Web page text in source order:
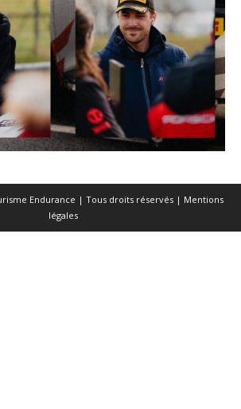
Endurance | Tous droits réservés | Mentions
légales